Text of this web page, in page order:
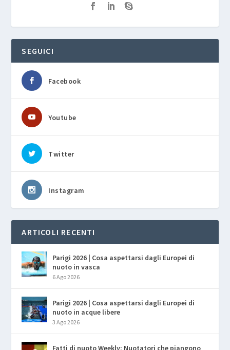
SEGUICI
Facebook
Youtube
Twitter
Instagram
ARTICOLI RECENTI
Parigi 2026 | Cosa aspettarsi dagli Europei di
nuoto in vasca
6 Ago 2026
Parigi 2026 | Cosa aspettarsi dagli Europei di
nuoto in acque libere
3 Ago 2026
Fatti di nuoto Weekly: Nuotatori che piangono